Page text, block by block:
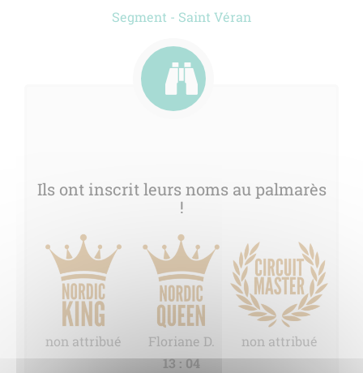
Segment - Saint Véran
Ils ont inscrit leurs noms au palmarès
!
non attribué Floriane D.
non attribué
13 : 04